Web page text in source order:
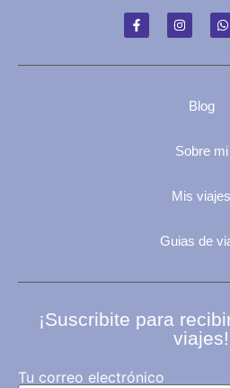
Blog
Sobre mi
Mis viajes
Guias de
¡Suscribite para
viajes!
Tu correo electrónico